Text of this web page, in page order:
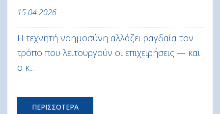
15.04.2026
Η τεχνητή νοημοσύνη αλλάζει ραγδαία τον
τρόπο που λειτουργούν οι επιχειρήσεις — και
ο κ...
ΠΕΡΙΣΣΟΤΕΡΑ